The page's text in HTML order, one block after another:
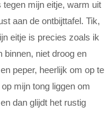
mijn eitje, warm uit
aan de ontbijttafel. Tik,
eitje is precies zoals ik
binnen, niet droog en
peper, heerlijk om op te
mijn tong liggen om
dan glijdt het rustig